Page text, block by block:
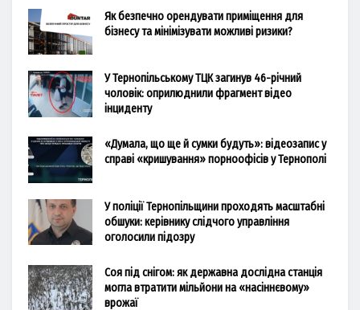
Як безпечно орендувати приміщення для
бізнесу та мінімізувати можливі ризики?
У Тернопільському ТЦК загинув 46-річний
чоловік: оприлюднили фрагмент відео
інциденту
«Думала, що ще й сумки будуть»: відеозапис у
справі «кришування» порноофісів у Тернополі
У поліції Тернопільщини проходять масштабні
обшуки: керівнику слідчого управління
оголосили підозру
Соя під снігом: як державна дослідна станція
могла втратити мільйони на «насіннєвому»
врожаї